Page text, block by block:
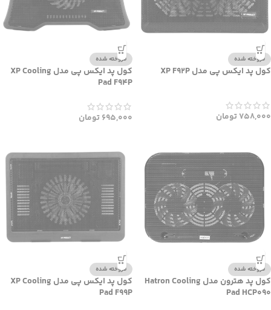
فروخته شده
کول پد ایکس پی مدل XP F92P
758,000تومان
فروخته شده
کول پد ایکس پی مدل XP Cooling
Pad F94P
695,000تومان
فروخته شده
کول پد هترون مدل Hatron Cooling
Pad HCP090
فروخته شده
کول پد ایکس پی مدل XP Cooling
Pad F99P